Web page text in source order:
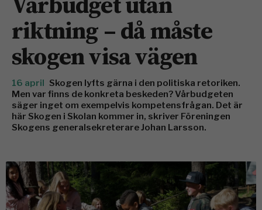
riktning – då måste
skogen visa vägen
16 april Skogen lyfts gärna i den politiska retoriken.
Men var finns de konkreta beskeden? Vårbudgeten
säger inget om exempelvis kompetensfrågan. Det är
här Skogen i Skolan kommer in, skriver Föreningen
Skogens generalsekreterare Johan Larsson.